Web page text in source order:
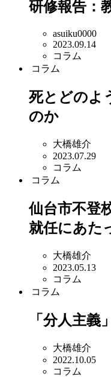
研修報告：
asuiku0000
2023.09.14
コラム
コラム
死とどのよ
のか
大橋雄介
2023.07.29
コラム
コラム
仙台市不登
就任にあた
大橋雄介
2023.05.13
コラム
コラム
「分人主
大橋雄介
2022.10.05
コラム